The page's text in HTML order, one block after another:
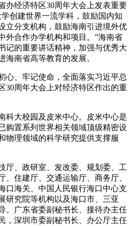
办经济特区30周年大会上发表重要
创建世界一流学科，鼓励国内知
立分支机构，鼓励海南引进境外优
外合作办学机构和项目。”海南省
记的重要讲话精神，加强与优秀大
海南省高等教育的发展。
心、牢记使命，全面落实习近平总
30周年大会上对经济特区作出的重
科大校园及皮米中心。皮米中心是
购置系列世界相关领域顶级精密设
物理领域的科学研究提供支撑服
厅、政研室、发改委、规划委、工
、住建厅、交通运输厅、商务厅、
口海关、中国人民银行海口中心支
研究院等机构以及海口市、三亚
。广东省委副秘书长、接待办主任
，深圳市委副秘书长、办公厅主任